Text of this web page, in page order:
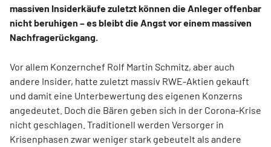
massiven Insiderkäufe zuletzt können die Anleger offenbar
nicht beruhigen – es bleibt die Angst vor einem massiven
Nachfragerückgang.
Vor allem Konzernchef Rolf Martin Schmitz, aber auch
andere Insider, hatte zuletzt massiv RWE-Aktien gekauft
und damit eine Unterbewertung des eigenen Konzerns
angedeutet. Doch die Bären geben sich in der Corona-Krise
nicht geschlagen. Traditionell werden Versorger in
Krisenphasen zwar weniger stark gebeutelt als andere